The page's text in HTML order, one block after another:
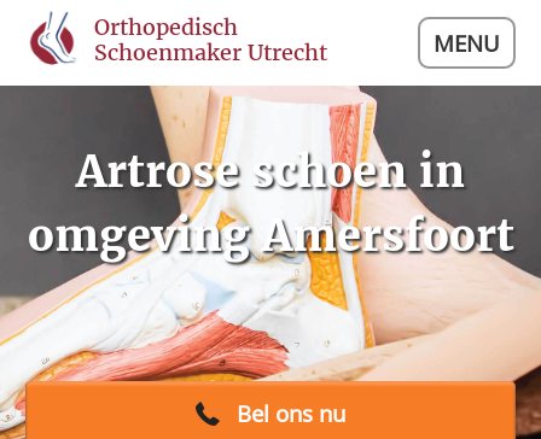
Orthopedisch
Schoenmaker Utrecht
MENU
Artrose schoen in
omgeving Amersfoort
Bel ons nu